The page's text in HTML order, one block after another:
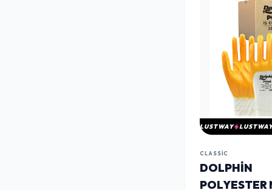
LUSTWAY
CLASSIC
DOLPHIN
POLYESTER